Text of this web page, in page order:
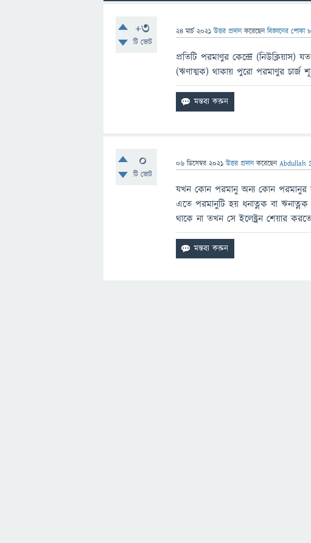
+3
টি ভোট
24 মার্চ 2021 উত্তর প্রদান করেছেনবিজ্ঞানের পোকা ৮
প্রতিটি পরমাণুর কেন্দ্রে (নিউক্লিয়াস)
(ঋণাত্মক) থাকায় পুরাে পরমাণুর চার্জ
0
টি ভোট
06 ডিসেম্বর 2021 উত্তর প্রদান করেছেনAbdullah
যখন কোন পরমানু অন্য কোন পরমানুর
এতে পরমানুটি হয় ধনাত্নক বা
থাকে না তখন সে ইলেক্ট্রন শেয়ার